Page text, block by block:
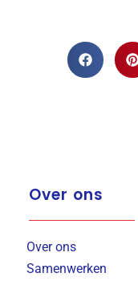
Over ons
Over ons
Samenwerken